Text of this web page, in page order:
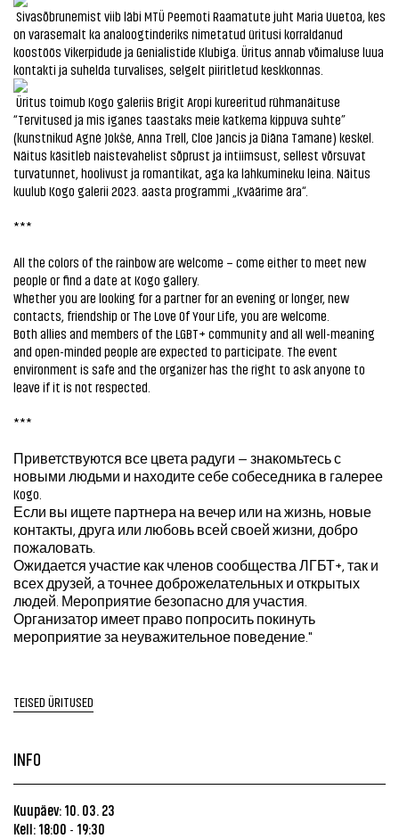
Sivasõbrunemist viib läbi MTÜ Peemoti Raamatute juht Maria Uuetoa, kes
on varasemalt ka analoogtinderiks nimetatud üritusi korraldanud
koostöös Vikerpidude ja Genialistide Klubiga. Üritus annab võimaluse luua
kontakti ja suhelda turvalises, selgelt piiritletud keskkonnas.
Üritus toimub Kogo galeriis Brigit Aropi kureeritud rühmanäituse
“Tervitused ja mis iganes taastaks meie katkema kippuva suhte”
(kunstnikud Agnė Jokšė, Anna Trell, Cloe Jancis ja Diāna Tamane) keskel.
Näitus käsitleb naistevahelist sõprust ja intiimsust, sellest võrsuvat
turvatunnet, hoolivust ja romantikat, aga ka lahkumineku leina. Näitus
kuulub Kogo galerii 2023. aasta programmi „Kväärime ära“.
***
All the colors of the rainbow are welcome – come either to meet new
people or find a date at Kogo gallery.
Whether you are looking for a partner for an evening or longer, new
contacts, friendship or The Love Of Your Life, you are welcome.
Both allies and members of the LGBT+ community and all well-meaning
and open-minded people are expected to participate. The event
environment is safe and the organizer has the right to ask anyone to
leave if it is not respected.
***
Приветствуются все цвета радуги — знакомьтесь с
новыми людьми и находите себе собеседника в галерее
Kogo.
Если вы ищете партнера на вечер или на жизнь, новые
контакты, друга или любовь всей своей жизни, добро
пожаловать.
Ожидается участие как членов сообщества ЛГБТ+, так и
всех друзей, а точнее доброжелательных и открытых
людей. Мероприятие безопасно для участия.
Организатор имеет право попросить покинуть
мероприятие за неуважительное поведение."
TEISED ÜRITUSED
INFO
Kuupäev: 10. 03. 23
Kell: 18:00 - 19:30